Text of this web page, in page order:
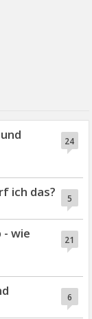
24
5
ich das?
21
- wie
6